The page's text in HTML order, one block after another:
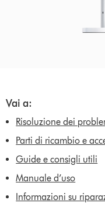
Vai a:
Risoluzione dei
Parti di ricambio e
Guide e consigli utili
Manuale d’uso
Informazioni su